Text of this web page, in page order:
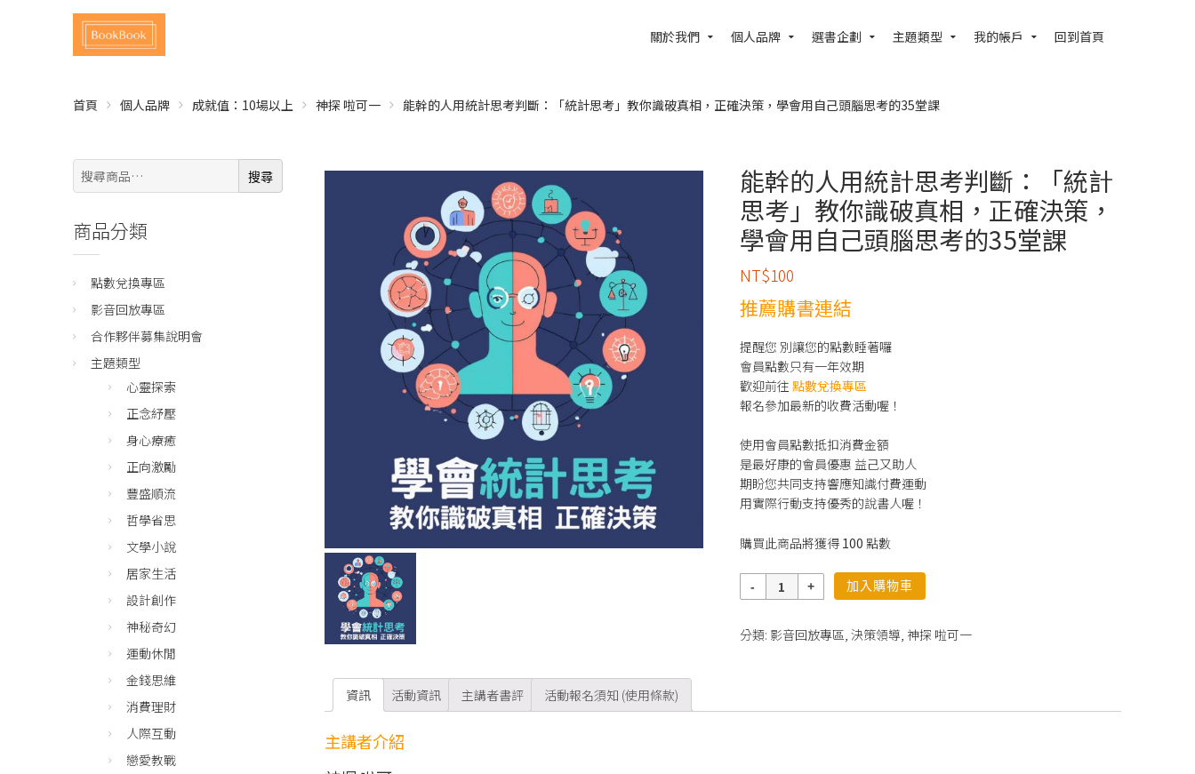
關於我們 個人品牌 選書企劃 主題類型 我的帳戶 回到首頁
首頁 個人品牌 成就值：10場以上 神探 啦可一 能幹的人用統計思考判斷：「統計思考」教你識破真相，正確決策，學會用自己頭腦思考的35堂課
能幹的人用統計思考判斷：「統計
思考」教你識破真相，正確決策，
學會用自己頭腦思考的35堂課
NT$100
推薦購書連結
提醒您 別讓您的點數睡著囉
會員點數只有一年效期
歡迎前往 點數兌換專區
報名參加最新的收費活動喔！
使用會員點數抵扣消費金額
是最好康的會員優惠 益己又助人
期盼您共同支持響應知識付費運動
用實際行動支持優秀的說書人喔！
購買此商品將獲得 100 點數
量
加入購物車
分類: 影音回放專區, 決策領導, 神探 啦可一
資訊 活動資訊 主講者書評 活動報名須知 (使用條款)
主講者介紹
搜
尋:
搜尋
商品分類
點數兌換專區
影音回放專區
合作夥伴募集說明會
主題類型
心靈探索
正念紓壓
身心療癒
正向激勵
豐盛順流
哲學省思
文學小說
居家生活
設計創作
神秘奇幻
運動休閒
金錢思維
消費理財
人際互動
戀愛教戰